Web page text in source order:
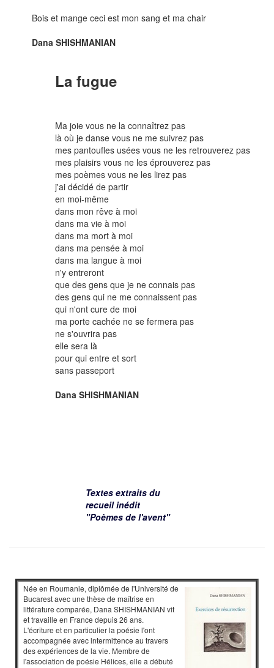
Bois et mange ceci est mon sang et ma chair
Dana SHISHMANIAN
La fugue
Ma joie vous ne la connaîtrez pas
là où je danse vous ne me suivrez pas
mes pantoufles usées vous ne les retrouverez pas
mes plaisirs vous ne les éprouverez pas
mes poèmes vous ne les lirez pas
j'ai décidé de partir
en moi-même
dans mon rêve à moi
dans ma vie à moi
dans ma mort à moi
dans ma pensée à moi
dans ma langue à moi
n'y entreront
que des gens que je ne connais pas
des gens qui ne me connaissent pas
qui n'ont cure de moi
ma porte cachée ne se fermera pas
ne s'ouvrira pas
elle sera là
pour qui entre et sort
sans passeport
Dana SHISHMANIAN
Textes extraits du
recueil inédit
"Poèmes de l'avent"
Née en Roumanie, diplômée de l'Université de
Bucarest avec une thèse de maîtrise en
littérature comparée, Dana SHISHMANIAN vit
et travaille en France depuis 26 ans.
L'écriture et en particulier la poésie l'ont
accompagnée avec intermittence au travers
des expériences de la vie. Membre de
l'association de poésie Hélices, elle a débuté